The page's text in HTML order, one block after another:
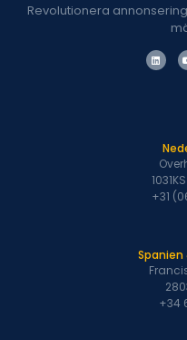
Revolutionera
+31
Spanien
+34